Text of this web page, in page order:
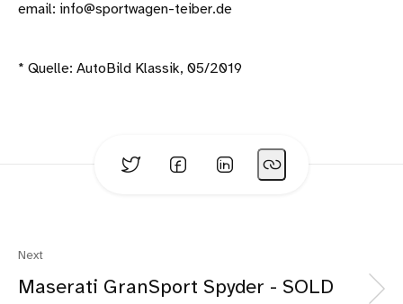
email: info@sportwagen-teiber.de
* Quelle: AutoBild Klassik, 05/2019
Next
Maserati GranSport Spyder - SOLD